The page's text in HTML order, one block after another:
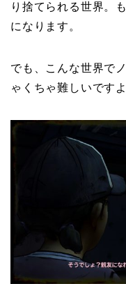
り捨てられる世界。
になります。
でも、こんな世界で
ゃくちゃ難しいです